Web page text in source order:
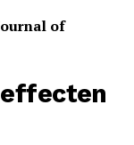
of